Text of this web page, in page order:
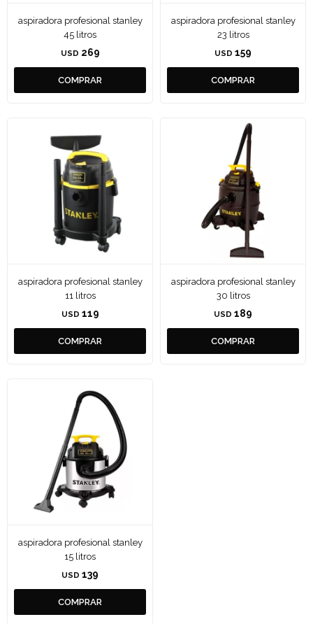
aspiradora profesional stanley
45 litros
USD 269
aspiradora profesional stanley
23 litros
USD 159
aspiradora profesional stanley
11 litros
USD 119
aspiradora profesional stanley
30 litros
USD 189
aspiradora profesional stanley
15 litros
USD 139